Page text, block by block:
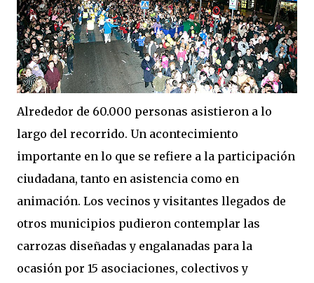
Alrededor de 60.000 personas asistieron a lo
largo del recorrido. Un acontecimiento
importante en lo que se refiere a la participación
ciudadana, tanto en asistencia como en
animación. Los vecinos y visitantes llegados de
otros municipios pudieron contemplar las
carrozas diseñadas y engalanadas para la
ocasión por 15 asociaciones, colectivos y